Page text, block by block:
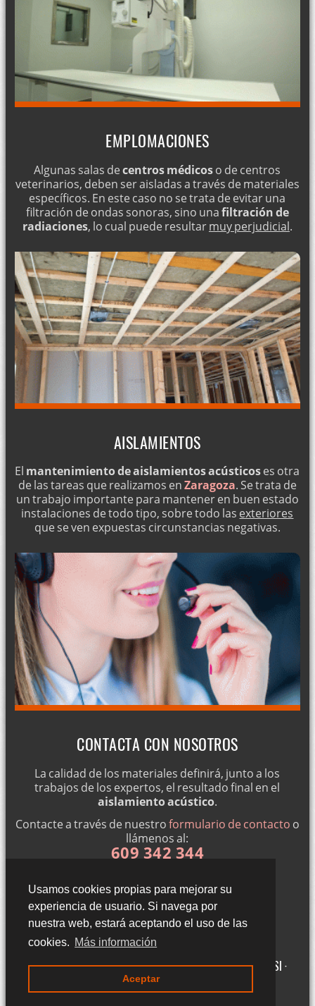
Usamos cookies propias para mejorar su
experiencia de usuario. Si navega por
nuestra web, estará aceptando el uso de las
cookies. Más información
Aceptar
EMPLOMACIONES
Algunas salas decentros médicoso de centros
veterinarios, deben ser aisladas a través de materiales
específicos. En este caso no se trata de evitar una
filtración de ondas sonoras, sino unafiltración de
radiaciones, lo cual puede resultarmuy perjudicial.
AISLAMIENTOS
El mantenimiento de aislamientos acústicoses otra
de las tareas que realizamos enZaragoza. Se trata de
un trabajo importante para mantener en buen estado
instalaciones de todo tipo, sobre todo las exteriores
que se ven expuestas circunstancias negativas.
CONTACTA CON NOSOTROS
La calidad de los materiales definirá, junto a los
trabajos de los expertos, el resultado final en el
aislamiento acústico.
Contacte a través de nuestroformulario de contacto o
llámenos al:
609 342 344
Gigantillas 3, 3ºA - 50015 Zaragoza (Zaragoza) ·Aviso legal LSSI ·
Política de cookies · Política de privacidad